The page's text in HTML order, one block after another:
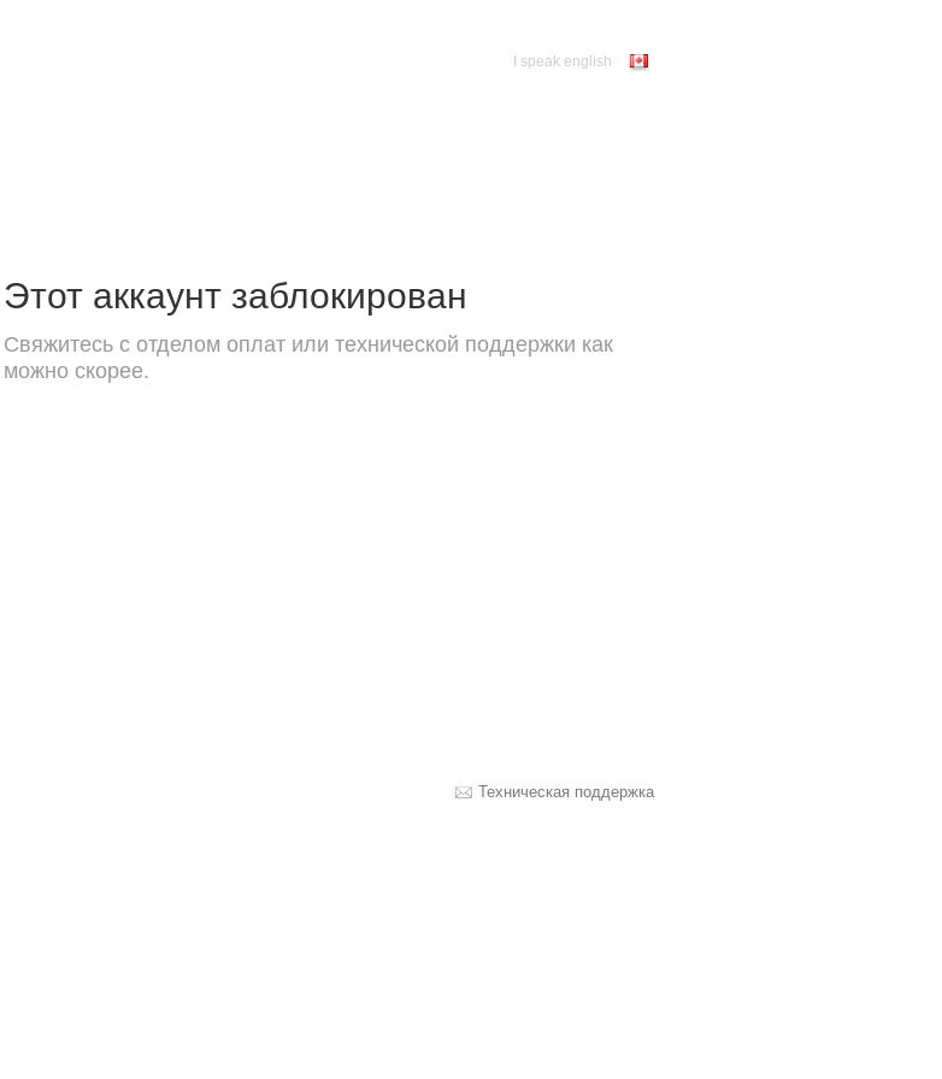
I speak english
Этот аккаунт заблокирован
Свяжитесь с отделом оплат или технической поддержки как
можно скорее.
Техническая поддержка